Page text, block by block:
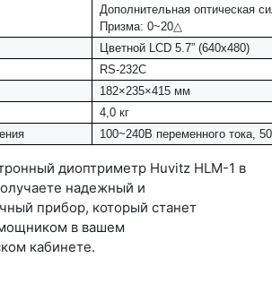
Дополнительная оптическая
Призма: 0~20△
Цветной LCD 5.7” (640x480)
RS-232C
182×235×415 мм
4,0 кг
100~240В переменного тока,
диоптриметр Huvitz HLM-1 в
надежный и
прибор, который станет
в вашем
кабинете.